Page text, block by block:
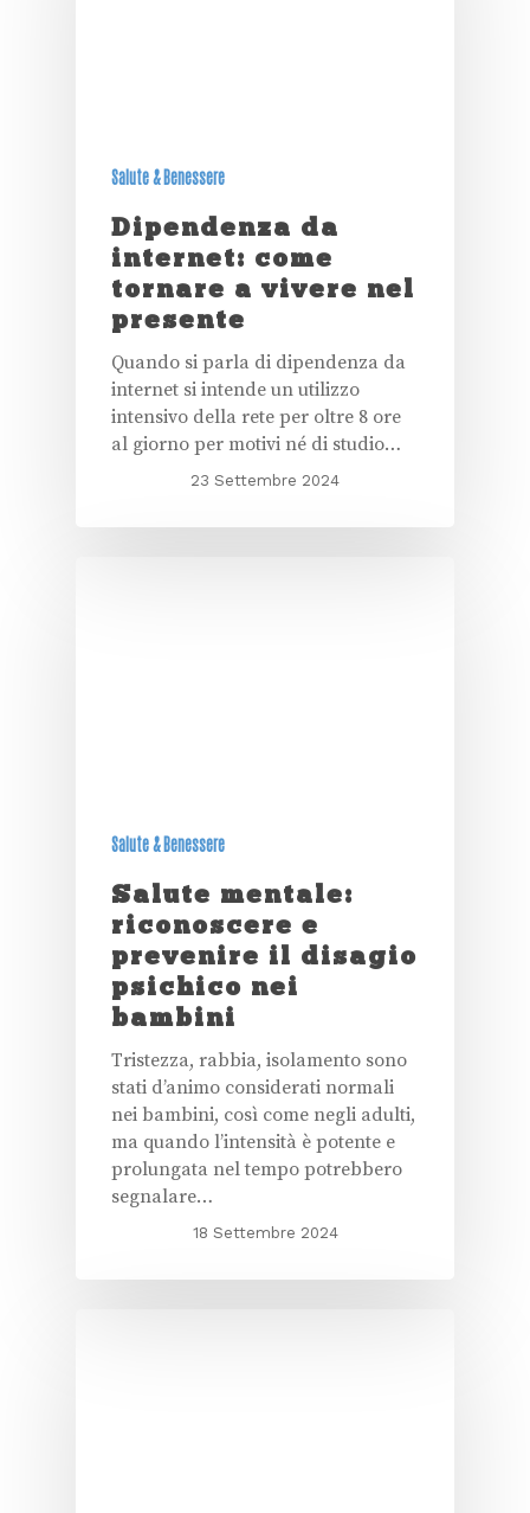
Salute & Benessere
Dipendenza da
internet: come
tornare a vivere nel
presente
Quando si parla di dipendenza da
internet si intende un utilizzo
intensivo della rete per oltre 8 ore
al giorno per motivi né di studio…
23 Settembre 2024
Salute & Benessere
Salute mentale:
riconoscere e
prevenire il disagio
psichico nei
bambini
Tristezza, rabbia, isolamento sono
stati d’animo considerati normali
nei bambini, così come negli adulti,
ma quando l’intensità è potente e
prolungata nel tempo potrebbero
segnalare…
18 Settembre 2024